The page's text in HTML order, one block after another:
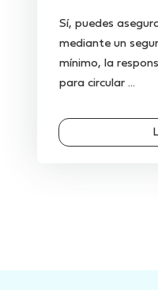
Sí, puedes
mediante un
mínimo, la
para circular ...